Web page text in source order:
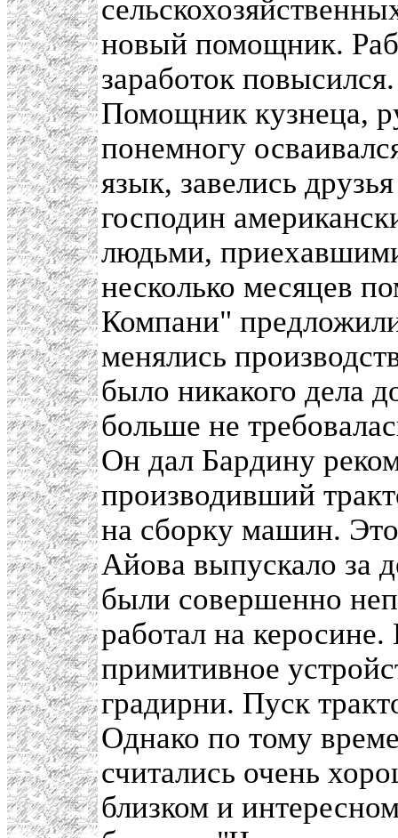
новый помощник.
заработок
Помощник кузнеца,
понемногу
язык, завелись
господин
людьми,
несколько месяцев
Компани"
менялись
было никакого дела
больше не
Он дал Бардину
производивший
на сборку машин.
Айова выпускало за
были совершенно
работал на
примитивное
градирни. Пуск
Однако по тому
считались очень
близком и